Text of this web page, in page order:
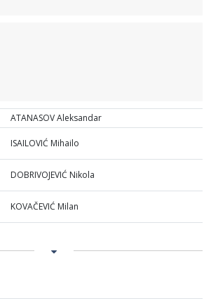
ATANASOV Aleksandar
ISAILOVIĆ Mihailo
DOBRIVOJEVIĆ Nikola
KOVAČEVIĆ Milan